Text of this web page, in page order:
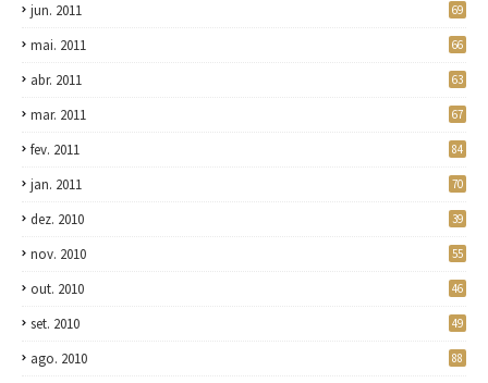
jun. 2011 69
mai. 2011 66
abr. 2011 63
mar. 2011 67
fev. 2011 84
jan. 2011 70
dez. 2010 39
nov. 2010 55
out. 2010 46
set. 2010 49
ago. 2010 88